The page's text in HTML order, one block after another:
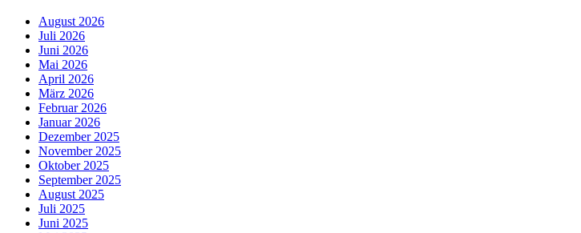
August 2026
Juli 2026
Juni 2026
Mai 2026
April 2026
März 2026
Februar 2026
Januar 2026
Dezember 2025
November 2025
Oktober 2025
September 2025
August 2025
Juli 2025
Juni 2025